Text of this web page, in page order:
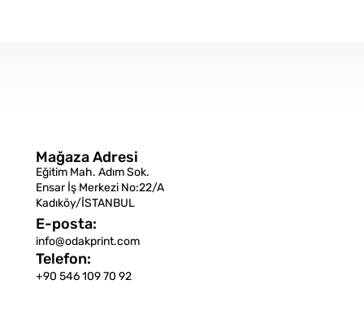
Mağaza Adresi
Eğitim Mah. Adım Sok.
Ensar İş Merkezi No:22/A
Kadıköy/İSTANBUL
E-posta:
info@odakprint.com
Telefon:
+90 546 109 70 92